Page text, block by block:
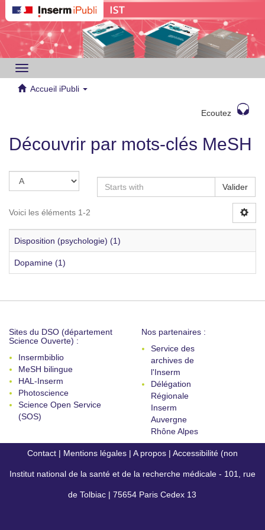
Toggle
navigation
Accueil iPubli
Ecoutez
Découvrir par mots-clés MeSH
Valider
Voici les éléments 1-2
Disposition (psychologie) (1)
Dopamine (1)
Sites du DSO (département
Science Ouverte) :
Insermbiblio
MeSH bilingue
HAL-Inserm
Photoscience
Science Open Service
(SOS)
Nos partenaires :
Service des
archives de
l'Inserm
Délégation
Régionale
Inserm
Auvergne
Rhône Alpes
Contact | Mentions légales | A propos | Accessibilité (non
conforme)
Institut national de la santé et de la recherche médicale - 101, rue
de Tolbiac | 75654 Paris Cedex 13